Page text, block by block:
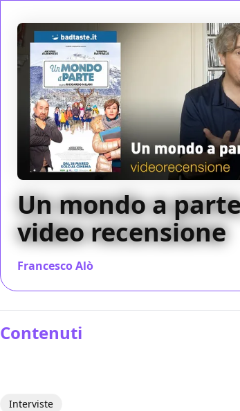
Un mondo a
video recensione
Francesco Alò
Contenuti
Interviste